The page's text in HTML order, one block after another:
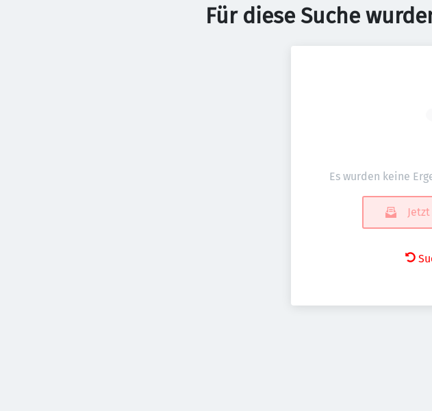
Für diese Suche
Es wurden keine